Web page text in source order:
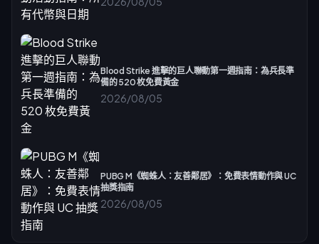
Blood Strike 進擊的巨人聯動第一週指南：為兵長準
備的 520 枚免費黃金
2026/08/05
PUBG M《蜘蛛人：友善鄰居》：免費表情動作與 UC
抽獎指南
2026/08/05